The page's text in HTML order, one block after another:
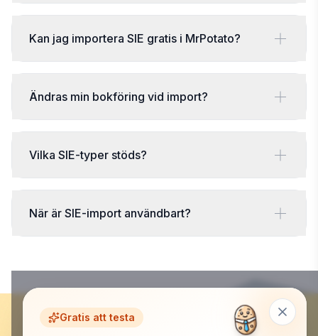
Kan jag importera SIE gratis i MrPotato?
Ändras min bokföring vid import?
Vilka SIE-typer stöds?
När är SIE-import användbart?
Gratis att testa